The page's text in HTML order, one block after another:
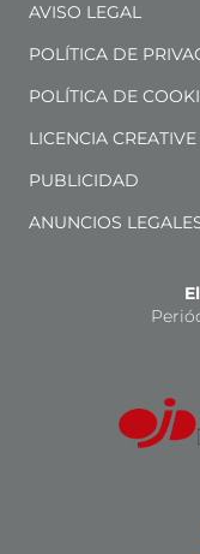
AVISO LEGAL
POLÍTICA DE
POLÍTICA DE
LICENCIA
PUBLICIDAD
ANUNCIOS